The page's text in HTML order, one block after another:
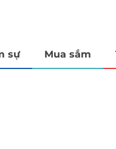
sự Mua sắm